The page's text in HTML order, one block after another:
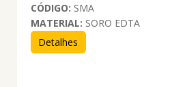
CÓDIGO: SMA
MATERIAL: SORO EDTA
Detalhes